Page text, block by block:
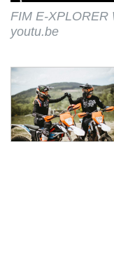
FIM E-XPLORER
youtu.be